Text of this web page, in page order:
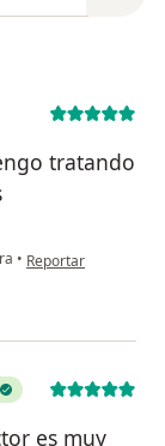
tratando
• en opinión del
Reportar
es muy